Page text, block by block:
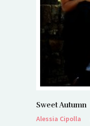
Sweet Autumn
Alessia Cipolla